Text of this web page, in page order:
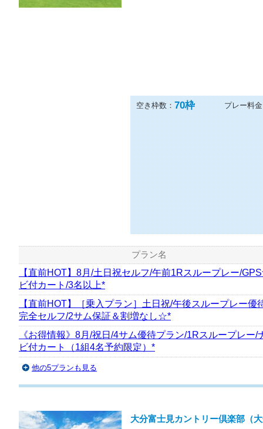
空き枠数： 70枠 プレー料
プラン名
【直前HOT】8月/土日祝セルフ/午前1Rスループレー/
ビ付カート/3名以上*
【直前HOT】［乗入プラン］土日祝/午後スループレー優
完全セルフ/2サム保証＆割増なし☆*
《お得情報》8月/祝日/4サム優待プラン/1Rスループレー/
ビ付カート（1組4名予約限定）*
他の5プランも見る
大分富士見カントリー倶楽部（